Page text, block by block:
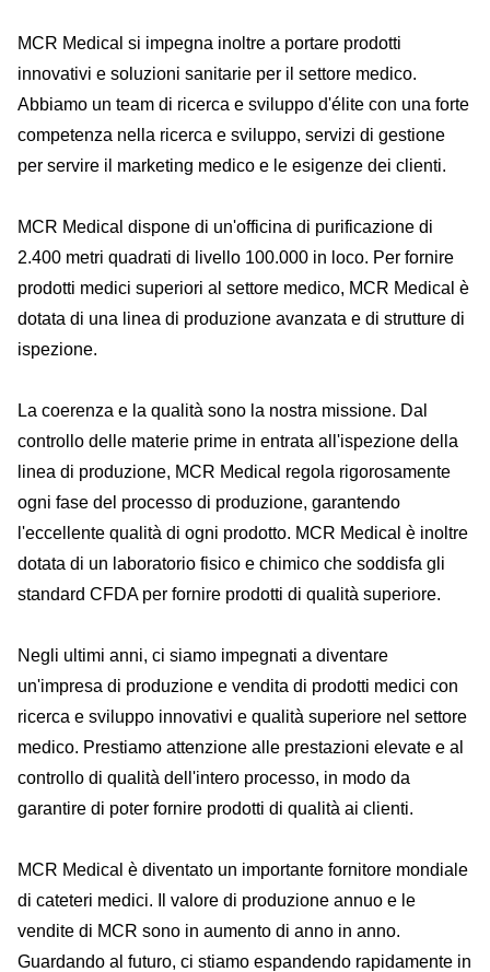
MCR Medical si impegna inoltre a portare prodotti
innovativi e soluzioni sanitarie per il settore medico.
Abbiamo un team di ricerca e sviluppo d'élite con una forte
competenza nella ricerca e sviluppo, servizi di gestione
per servire il marketing medico e le esigenze dei clienti.
MCR Medical dispone di un'officina di purificazione di
2.400 metri quadrati di livello 100.000 in loco. Per fornire
prodotti medici superiori al settore medico, MCR Medical è
dotata di una linea di produzione avanzata e di strutture di
ispezione.
La coerenza e la qualità sono la nostra missione. Dal
controllo delle materie prime in entrata all'ispezione della
linea di produzione, MCR Medical regola rigorosamente
ogni fase del processo di produzione, garantendo
l'eccellente qualità di ogni prodotto. MCR Medical è inoltre
dotata di un laboratorio fisico e chimico che soddisfa gli
standard CFDA per fornire prodotti di qualità superiore.
Negli ultimi anni, ci siamo impegnati a diventare
un'impresa di produzione e vendita di prodotti medici con
ricerca e sviluppo innovativi e qualità superiore nel settore
medico. Prestiamo attenzione alle prestazioni elevate e al
controllo di qualità dell'intero processo, in modo da
garantire di poter fornire prodotti di qualità ai clienti.
MCR Medical è diventato un importante fornitore mondiale
di cateteri medici. Il valore di produzione annuo e le
vendite di MCR sono in aumento di anno in anno.
Guardando al futuro, ci stiamo espandendo rapidamente in